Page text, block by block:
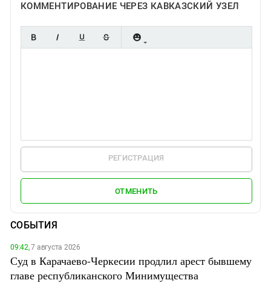
КОММЕНТИРОВАНИЕ ЧЕРЕЗ КАВКАЗСКИЙ УЗЕЛ
РЕГИСТРАЦИЯ
ОТМЕНИТЬ
СОБЫТИЯ
09:42,7 августа 2026
Суд в Карачаево-Черкесии продлил арест бывшему
главе республиканского Минимущества